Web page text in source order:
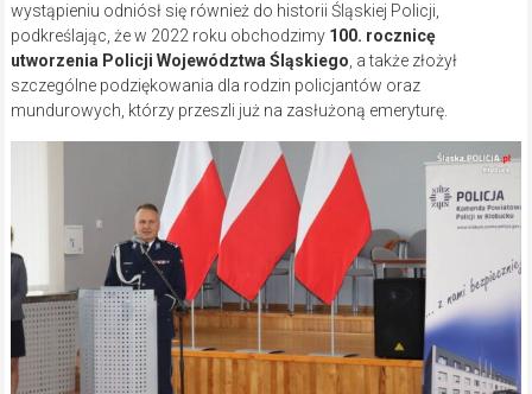
wystąpieniu odniósł się również do historii Śląskiej Policji,
podkreślając, że w 2022 roku obchodzimy 100. rocznicę
utworzenia Policji Województwa Śląskiego , a także złożył
szczególne podziękowania dla rodzin policjantów oraz
mundurowych, którzy przeszli już na zasłużoną emeryturę.